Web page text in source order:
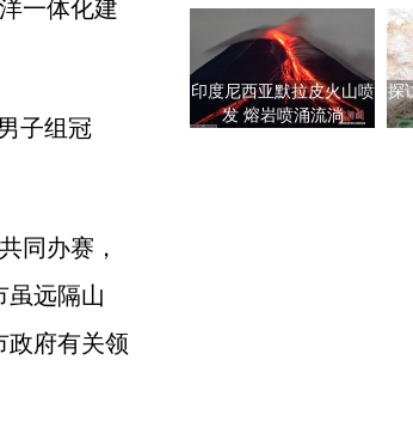
一体化建
子组冠
同办赛，
虽远隔山
政府有关领
印度尼西亚默拉皮火山喷
发 熔岩喷涌流淌
探